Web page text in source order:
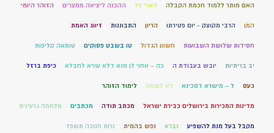
האם מותר ללמוד חכמת הקבלה הארי זל ההכנה ליציאה ממצרים הזוהר היומי
המן הרבי מקוצק - יום פטירתו הריון התבוננות זיווג האמת
חסידות שלושת השבועות חשוון הגדול טו בשבט פסוקים טומאה קליפות
יב בריתיות יובש בעבודת ה כה – אחוי לן מנא דלא שויא לחבלא כיפת ברזל
כעס ל – מישרא דסכינא לא לשמה לימוד הזוהר
מדינות המכירות בירושלים כבירת ישראל מכתב תודה מכתבים מלחמה גרעינית
מקבל בעל מנת להשפיע נברא נפש בהמית נרות חנוכה תשפד